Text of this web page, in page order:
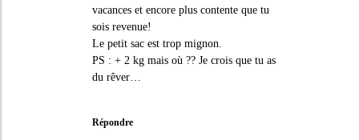
vacances et encore plus contente que tu
sois revenue!
Le petit sac est trop mignon.
PS : + 2 kg mais où ?? Je crois que tu as
du rêver…
Répondre